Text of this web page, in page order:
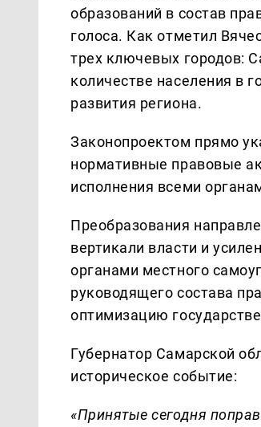
образований в состав
голоса. Как отметил
трех ключевых городов:
количестве населения в
развития региона.
Законопроектом прямо
нормативные правовые
исполнения всеми
Преобразования
вертикали власти и
органами местного
руководящего состава
оптимизацию
Губернатор Самарской
историческое событие:
«Принятые сегодня